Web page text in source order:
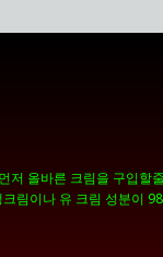
저 올바른 크림을 구입
림이나 유 크림 성분이